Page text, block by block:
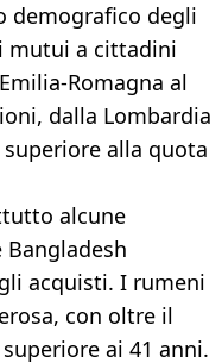
demografico degli
mutui a cittadini
Romagna al
dalla Lombardia
alla quota
alcune
acquisti. I rumeni
con oltre il
ai 41 anni.